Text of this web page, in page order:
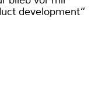
development“